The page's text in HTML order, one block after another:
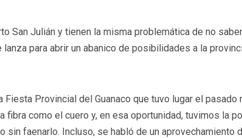
San Julián y tienen la misma problemática de no
para abrir un abanico de posibilidades a la
Provincial del Guanaco que tuvo lugar el
fibra como el cuero y, en esa oportunidad, tuvimos la
faenarlo. Incluso, se habló de un